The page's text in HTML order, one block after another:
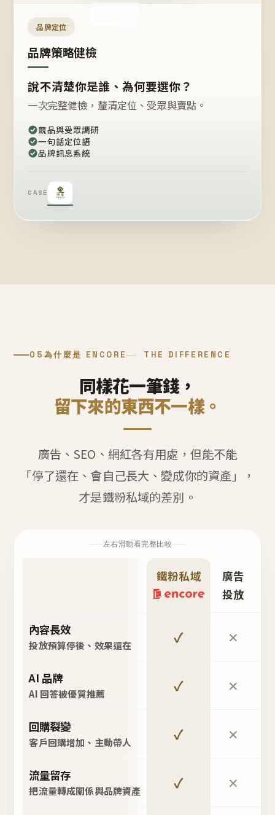
品牌定位
品牌策略健檢
說不清楚你是誰、為何要選你？
一次完整健檢，釐清定位、受眾與賣點。
競品與受眾調研
一句話定位語
品牌訊息系統
CASE
05 為什麼是 ENCORE THE DIFFERENCE
同樣花一筆錢，
留下來的東西不一樣。
廣告、SEO、網紅各有用處，但能不能
「停了還在、會自己長大、變成你的資產」，
才是鐵粉私域的差別。
左右滑動看完整比較
鐵粉私域
廣告
投放
內容長效
投放預算停後、效果還在 ✓ ✕
AI 品牌
AI 回答被優質推薦 ✓ ✕
回購裂變
客戶回購增加、主動帶人 ✓ ✕
流量留存
把流量轉成關係與品牌資產 ✓ ✕